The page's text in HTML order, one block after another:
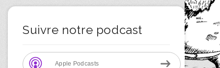
Suivre notre podcast
Apple Podcasts